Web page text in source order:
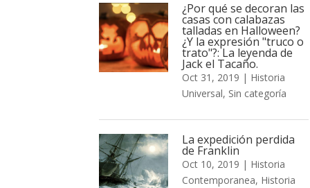
¿Por qué se decoran las
casas con calabazas
talladas en Halloween?
¿Y la expresión "truco o
trato"?: La leyenda de
Jack el Tacaño.
Oct 31, 2019 | Historia
Universal, Sin categoría
La expedición perdida
de Franklin
Oct 10, 2019 | Historia
Contemporanea, Historia